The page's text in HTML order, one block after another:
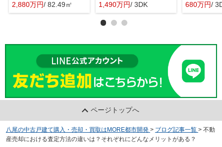
2,880万円/ 82.49㎡
1,490万円/ 3DK 680万円/
ページトップへ
八尾の中古戸建て購入・売却・買取はMORE都市開発 > ブログ記事一覧 > 不動
産売却における査定方法の違いは？それぞれにどんなメリットがある？